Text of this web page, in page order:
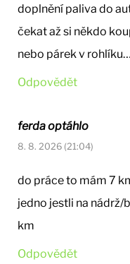
doplnění paliva do
čekat až si někdo
nebo párek v
Odpovědět
ferda optáhlo
8. 8. 2026 (21:04)
do práce to mám 7
jedno jestli na
km
Odpovědět